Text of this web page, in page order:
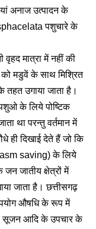
अनाज उत्पादन के
पशुचारे के
वृहद मात्रा में नहीं की
मडुवें के साथ मिश्रित
उगाया जाता है।
के लिये पोष्टिक
था परन्तु वर्तमान में
दिखाई देते हैं जो कि
saving) के लिये
जन जातीय क्षेत्रों में
जाता है। छत्तीसगढ़
औषधि के रूप में
सूजन आदि के उपचार के